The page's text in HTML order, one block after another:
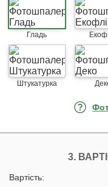
Гладь
Штукатурка
3.
Вартість: